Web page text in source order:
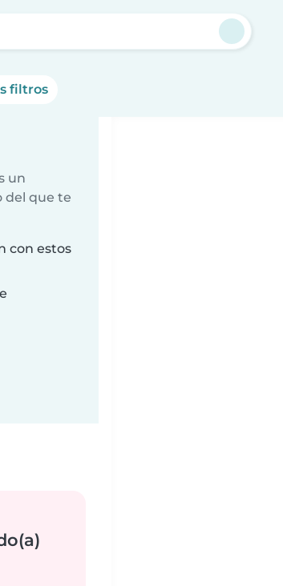
filtros
un
del que te
con estos